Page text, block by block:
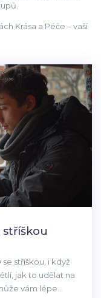
Krása a Péče – vaší
stříškou
stříškou, i když
jak to udělat na
vám lépe